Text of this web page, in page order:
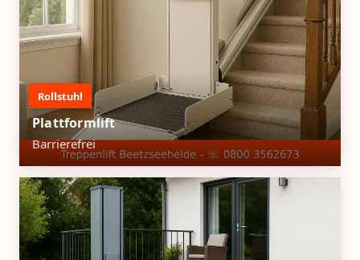
Rollstuhl
Plattformlift
Barrierefrei